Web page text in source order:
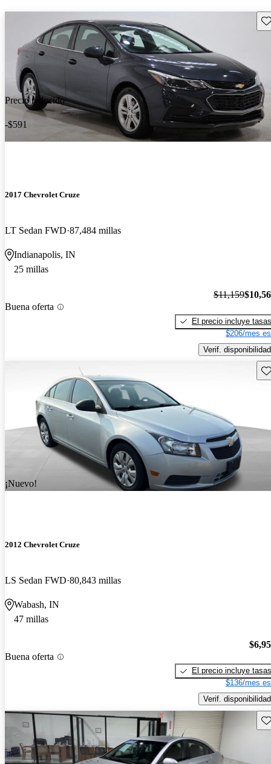
Precio reducido
-$591
2017 Chevrolet Cruze
LT Sedan FWD 87,484 millas
Indianapolis, IN
25 millas
Buena oferta
$11,159
El precio incluye tasas
$206/mes
Verif. disponibilidad
¡Nuevo!
2012 Chevrolet Cruze
LS Sedan FWD 80,843 millas
Wabash, IN
47 millas
Buena oferta
El precio incluye tasas
$136/mes
Verif. disponibilidad